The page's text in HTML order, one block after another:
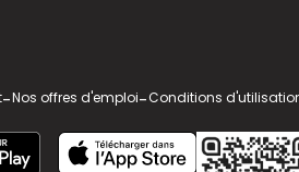
-Nos offres d'emploi-Conditions